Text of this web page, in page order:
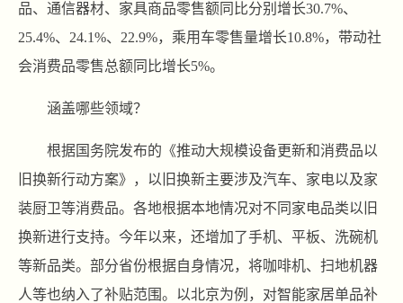
品、通信器材、家具商品零售额同比分别增长30.7%、
25.4%、24.1%、22.9%，乘用车零售量增长10.8%，带动社
会消费品零售总额同比增长5%。
涵盖哪些领域？
根据国务院发布的《推动大规模设备更新和消费品以
旧换新行动方案》，以旧换新主要涉及汽车、家电以及家
装厨卫等消费品。各地根据本地情况对不同家电品类以旧
换新进行支持。今年以来，还增加了手机、平板、洗碗机
等新品类。部分省份根据自身情况，将咖啡机、扫地机器
人等也纳入了补贴范围。以北京为例，对智能家居单品补